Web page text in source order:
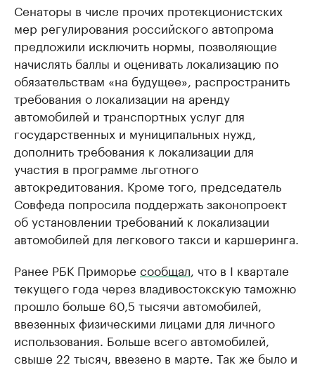
Сенаторы в числе прочих протекционистских
мер регулирования российского автопрома
предложили исключить нормы, позволяющие
начислять баллы и оценивать локализацию по
обязательствам «на будущее», распространить
требования о локализации на аренду
автомобилей и транспортных услуг для
государственных и муниципальных нужд,
дополнить требования к локализации для
участия в программе льготного
автокредитования. Кроме того, председатель
Совфеда попросила поддержать законопроект
об установлении требований к локализации
автомобилей для легкового такси и каршеринга.
Ранее РБК Приморье сообщал , что в I квартале
текущего года через владивостокскую таможню
прошло больше 60,5 тысячи автомобилей,
ввезенных физическими лицами для личного
использования. Больше всего автомобилей,
свыше 22 тысяч, ввезено в марте. Так же было и